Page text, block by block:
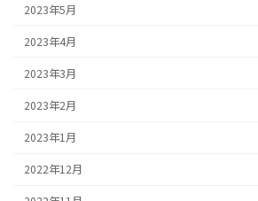
2023年5月
2023年4月
2023年3月
2023年2月
2023年1月
2022年12月